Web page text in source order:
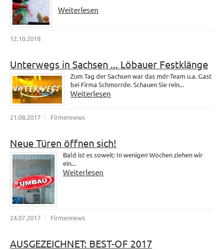
Weiterlesen
12.10.2018
Unterwegs in Sachsen ... Löbauer Festklänge
Zum Tag der Sachsen war das mdr-Team u.a. Gast
bei Firma Schmorrde. Schauen Sie rein...
Weiterlesen
21.08.2017 Firmennews
Neue Türen öffnen sich!
Bald ist es soweit: In wenigen Wochen ziehen wir
ein...
Weiterlesen
24.07.2017 Firmennews
AUSGEZEICHNET: BEST-OF 2017